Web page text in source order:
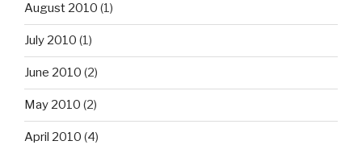
August 2010 (1)
July 2010 (1)
June 2010 (2)
May 2010 (2)
April 2010 (4)